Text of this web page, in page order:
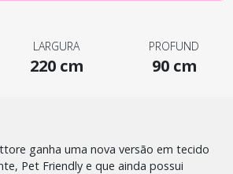
LARGURA
220 cm
PROFUND
90 cm
ganha uma nova versão em tecido
Pet Friendly e que ainda possui